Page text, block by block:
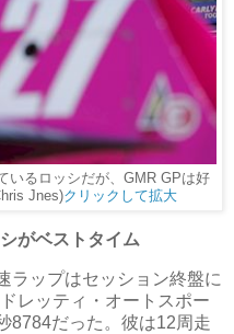
いるロッシだが、GMR GPは好
Jnes)クリックして拡大
がベストタイム
ップはセッション終盤に
レッティ・オートスポー
8784だった。彼は12周走